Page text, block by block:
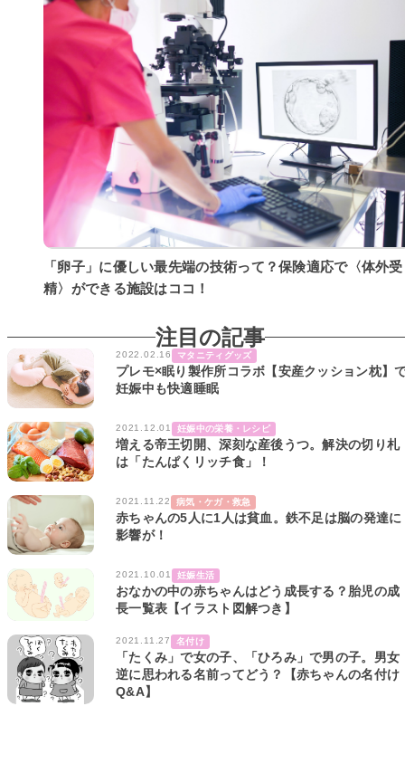
「卵子」に優しい最先端の技術って？保険適応で〈体外受
精〉ができる施設はココ！
注目の記事
2022.02.16 マタニティグッズ
プレモ×眠り製作所コラボ【安産クッション枕】
妊娠中も快適睡眠
2021.12.01 妊娠中の栄養・レシピ
増える帝王切開、深刻な産後うつ。解決の切り札
は「たんぱくリッチ食」！
2021.11.22 病気・ケガ・救急
赤ちゃんの5人に1人は貧血。鉄不足は脳の発達に
影響が！
2021.10.01 妊娠生活
おなかの中の赤ちゃんはどう成長する？胎児の成
長一覧表【イラスト図解つき】
2021.11.27 名付け
「たくみ」で女の子、「ひろみ」で男の子。男女
逆に思われる名前ってどう？【赤ちゃんの名付け
Q&A】